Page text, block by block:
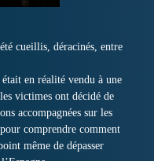
cueillis, déracinés, entre
en réalité vendu à une
victimes ont décidé de
accompagnées sur les
comprendre comment
même de dépasser